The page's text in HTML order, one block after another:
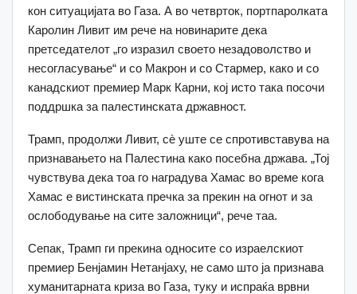
кон ситуацијата во Газа. А во четврток, портпаролката
Каролин Ливит им рече на новинарите дека
претседателот „го изразил своето незадоволство и
несогласување“ и со Макрон и со Стармер, како и со
канадскиот премиер Марк Карни, кој исто така посочи
поддршка за палестинската државност.
Трамп, продолжи Ливит, сè уште се спротивставува на
признавањето на Палестина како посебна држава. „Тој
чувствува дека тоа го наградува Хамас во време кога
Хамас е вистинската пречка за прекин на огнот и за
ослободување на сите заложници“, рече таа.
Сепак, Трамп ги прекина односите со израелскиот
премиер Бенјамин Нетанјаху, не само што ја признава
хуманитарната криза во Газа, туку и испраќа врвни